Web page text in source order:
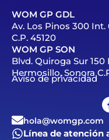
WOM GP GDL
Av. Los Pinos 300
C.P. 45120
WOM GP SON
Blvd. Quiroga Sur
Hermosillo, Sonora
Aviso de privacidad
hola@womgp.com
Línea de atención